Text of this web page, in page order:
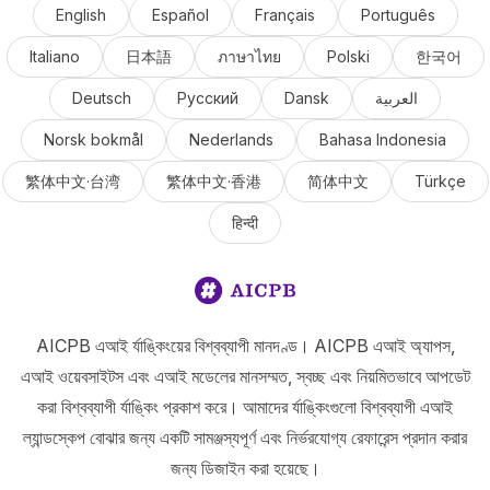
English Español Français Português
Italiano 日本語 ภาษาไทย Polski 한국어
Deutsch Русский Dansk العربية
Norsk bokmål Nederlands Bahasa Indonesia
繁体中文·台湾 繁体中文·香港 简体中文 Türkçe
हिन्दी
AICPB এআই র্যাঙ্কিংয়ের বিশ্বব্যাপী মানদণ্ড। AICPB এআই অ্যাপস,
এআই ওয়েবসাইটস এবং এআই মডেলের মানসম্মত, স্বচ্ছ এবং নিয়মিতভাবে আপডেট
করা বিশ্বব্যাপী র্যাঙ্কিং প্রকাশ করে। আমাদের র্যাঙ্কিংগুলো বিশ্বব্যাপী এআই
ল্যান্ডস্কেপ বোঝার জন্য একটি সামঞ্জস্যপূর্ণ এবং নির্ভরযোগ্য রেফারেন্স প্রদান করার
জন্য ডিজাইন করা হয়েছে।